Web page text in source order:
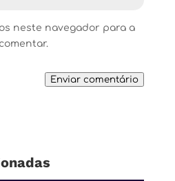
neste navegador para a
Enviar comentário